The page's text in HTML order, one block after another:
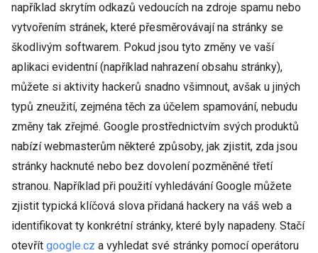
například skrytím odkazů vedoucích na zdroje spamu nebo
vytvořením stránek, které přesměrovávají na stránky se
škodlivým softwarem. Pokud jsou tyto změny ve vaší
aplikaci evidentní (například nahrazení obsahu stránky),
můžete si aktivity hackerů snadno všimnout, avšak u jiných
typů zneužití, zejména těch za účelem spamování, nebudu
změny tak zřejmé. Google prostřednictvím svých produktů
nabízí webmasterům některé způsoby, jak zjistit, zda jsou
stránky hacknuté nebo bez dovolení pozměněné třetí
stranou. Například při použití vyhledávání Google můžete
zjistit typická klíčová slova přidaná hackery na váš web a
identifikovat ty konkrétní stránky, které byly napadeny. Stačí
otevřít google.cz a vyhledat své stránky pomocí operátoru